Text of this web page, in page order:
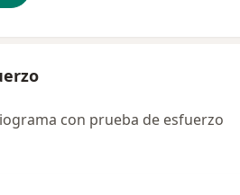
con prueba de esfuerzo